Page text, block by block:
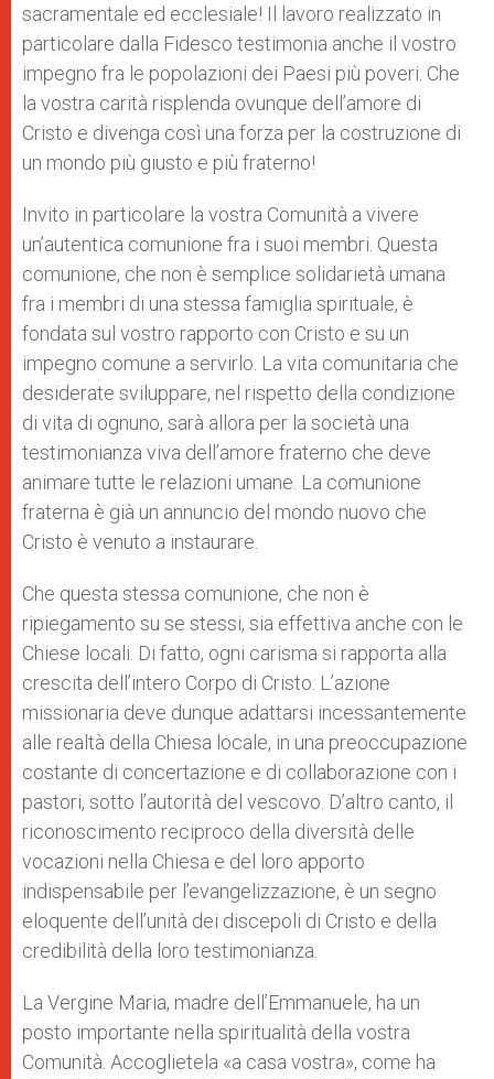
sacramentale ed ecclesiale! Il lavoro realizzato in
particolare dalla Fidesco testimonia anche il vostro
impegno fra le popolazioni dei Paesi più poveri. Che
la vostra carità risplenda ovunque dell’amore di
Cristo e divenga così una forza per la costruzione di
un mondo più giusto e più fraterno!
Invito in particolare la vostra Comunità a vivere
un’autentica comunione fra i suoi membri. Questa
comunione, che non è semplice solidarietà umana
fra i membri di una stessa famiglia spirituale, è
fondata sul vostro rapporto con Cristo e su un
impegno comune a servirlo. La vita comunitaria che
desiderate sviluppare, nel rispetto della condizione
di vita di ognuno, sarà allora per la società una
testimonianza viva dell’amore fraterno che deve
animare tutte le relazioni umane. La comunione
fraterna è già un annuncio del mondo nuovo che
Cristo è venuto a instaurare.
Che questa stessa comunione, che non è
ripiegamento su se stessi, sia effettiva anche con le
Chiese locali. Di fatto, ogni carisma si rapporta alla
crescita dell’intero Corpo di Cristo. L’azione
missionaria deve dunque adattarsi incessantemente
alle realtà della Chiesa locale, in una preoccupazione
costante di concertazione e di collaborazione con i
pastori, sotto l’autorità del vescovo. D’altro canto, il
riconoscimento reciproco della diversità delle
vocazioni nella Chiesa e del loro apporto
indispensabile per l’evangelizzazione, è un segno
eloquente dell’unità dei discepoli di Cristo e della
credibilità della loro testimonianza.
La Vergine Maria, madre dell’Emmanuele, ha un
posto importante nella spiritualità della vostra
Comunità. Accoglietela «a casa vostra», come ha